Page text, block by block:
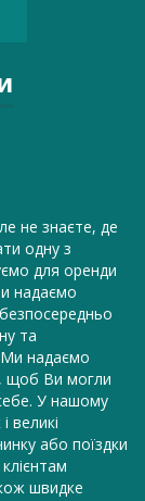
не знаєте, де
одну з
для оренди
надаємо
та
надаємо
щоб Ви могли
У нашому
великі
або поїздки
швидке